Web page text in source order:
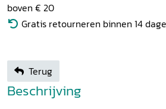
boven € 20
Gratis retourneren binnen 14
Terug
Beschrijving